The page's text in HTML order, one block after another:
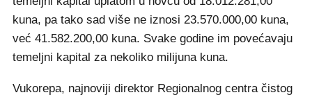
kuna, pa tako sad više ne iznosi 23.570.000,00 kuna,
već 41.582.200,00 kuna. Svake godine im povećavaju
temeljni kapital za nekoliko milijuna kuna.
Vukorepa, najnoviji direktor Regionalnog centra čistog